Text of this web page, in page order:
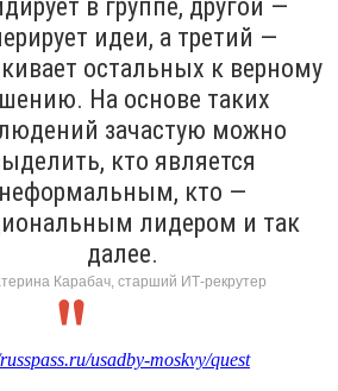
в группе, другой —
идеи, а третий —
остальных к верному
На основе таких
зачастую можно
кто является
неформальным, кто —
лидером и так
далее.
Карабач, старший ИТ-рекрутер
usadby-moskvy/quest